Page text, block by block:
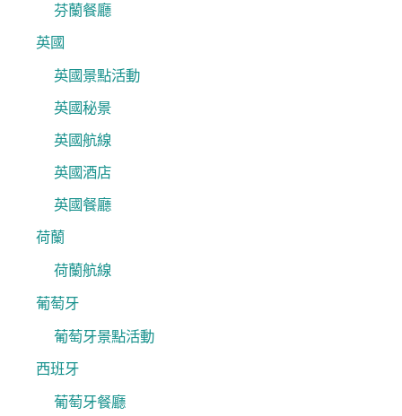
芬蘭餐廳
英國
英國景點活動
英國秘景
英國航線
英國酒店
英國餐廳
荷蘭
荷蘭航線
葡萄牙
葡萄牙景點活動
西班牙
葡萄牙餐廳